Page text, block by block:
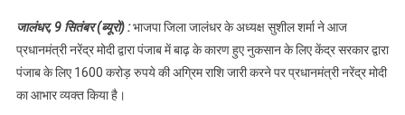
करोड रुपए की
अग्रिम किस्त जारी
जालंधर, 9 सितंबर (ब्यूरो) :भाजपा जिला जालंधर के अध्यक्ष सुशील शर्मा ने आज
प्रधानमंत्री नरेंद्र मोदी द्वारा पंजाब में बाढ़ के कारण हुए नुकसान के लिए केंद्र सरकार द्वारा
पंजाब के लिए 1600 करोड़ रुपये की अग्रिम राशि जारी करने पर प्रधानमंत्री नरेंद्र मोदी
का आभार व्यक्त किया है।